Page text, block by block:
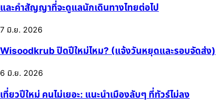
และคำสัญญาที่จะดูแลนักเดินทางไทยต่อไป
7 มิ.ย. 2026
Wisoodkrub ปิดปีใหม่ไหม? (แจ้งวันหยุดและรอบจัดส่ง)
6 มิ.ย. 2026
เที่ยวปีใหม่ คนไม่เยอะ: แนะนำเมืองลับๆ ที่ทัวร์ไม่ลง